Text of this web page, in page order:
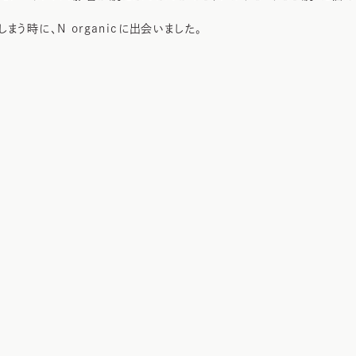
まう時に、N organicに出会いました。